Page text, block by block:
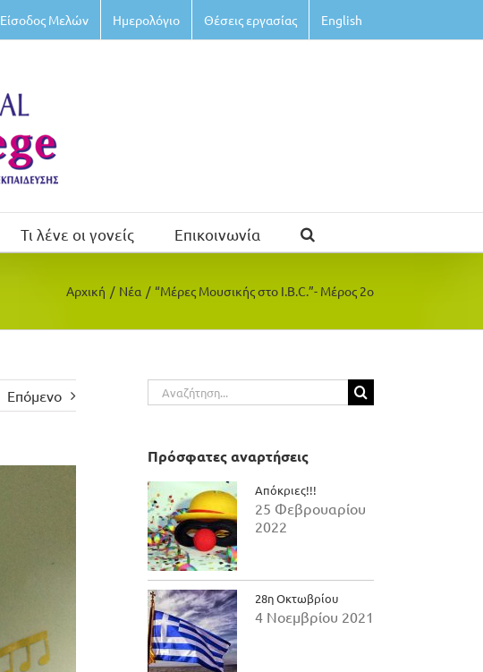
Είσοδος Μελών Ημερολόγιο Θέσεις εργασίας English
Τι λένε οι γονείς Επικοινωνία
Αρχική / Νέα / “Μέρες Μουσικής στο I.B.C.”- Μέρος 2ο
Επόμενο
Αναζήτηση
για:
Πρόσφατες αναρτήσεις
Απόκριες!!!
25 Φεβρουαρίου
2022
28η Οκτωβρίου
4 Νοεμβρίου 2021